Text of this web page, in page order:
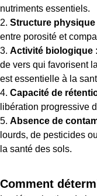
nutriments essentiels.
Structure physique
entre porosité et
Activité biologique :
de vers qui favorisent
est essentielle à la
Capacité de
libération progressive
Absence de
lourds, de pesticides
la santé des sols.
Comment